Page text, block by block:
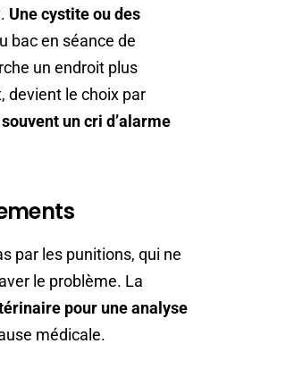
Une cystite ou des
bac en séance de
un endroit plus
devient le choix par
souvent un cri d’alarme
par les punitions, qui ne
le problème. La
pour une analyse
médicale.